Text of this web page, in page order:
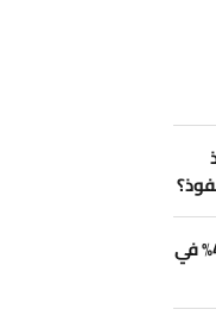
أرباح دانة غاز الإماراتية ترتفع 46.5% في